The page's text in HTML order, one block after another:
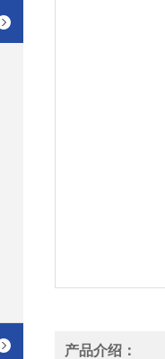
产品介绍：